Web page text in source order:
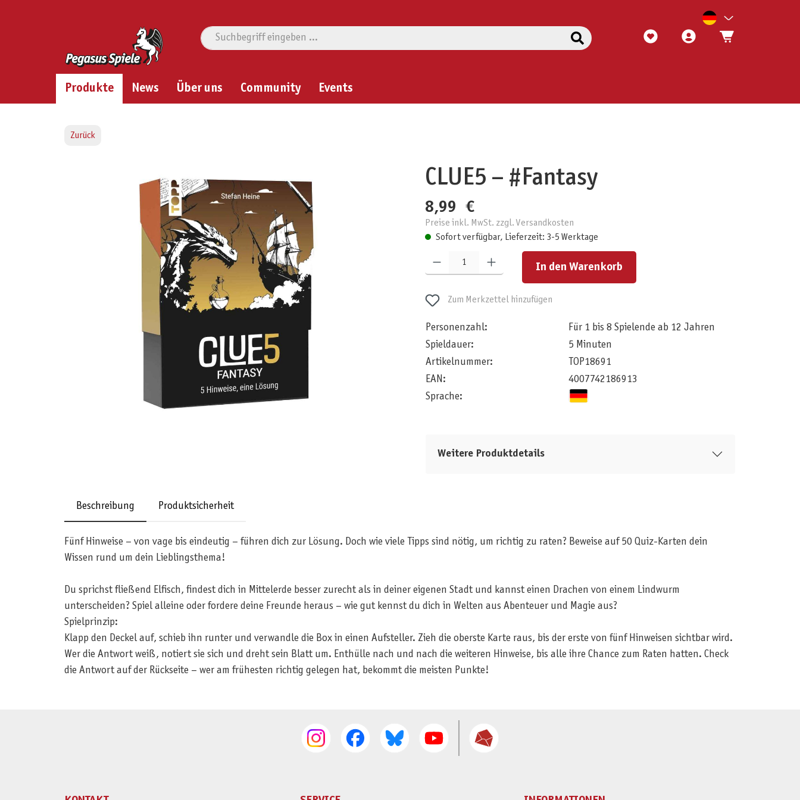
Produkte News Über uns Community Events
Zurück
CLUE5 – #Fantasy
8,99 €
Preise inkl. MwSt. zzgl. Versandkosten
Sofort verfügbar, Lieferzeit: 3-5 Werktage
Produkt Anzahl: Gib den gewünschten Wert ein oder benutze die Schaltflächen um die Anzahl zu erhöhen oder zu reduzieren.
In den Warenkorb
Zum Merkzettel hinzufügen
Personenzahl:
Für 1 bis 8 Spielende ab 12 Jahren
Spieldauer:
5 Minuten
Artikelnummer:
TOP18691
EAN:
4007742186913
Sprache:
Weitere Produktdetails
Beschreibung Produktsicherheit
Fünf Hinweise – von vage bis eindeutig – führen dich zur Lösung. Doch wie viele Tipps sind nötig, um richtig zu raten? Beweise auf 50 Quiz-Karten dein
Wissen rund um dein Lieblingsthema!
Du sprichst fließend Elfisch, findest dich in Mittelerde besser zurecht als in deiner eigenen Stadt und kannst einen Drachen von einem Lindwurm
unterscheiden? Spiel alleine oder fordere deine Freunde heraus – wie gut kennst du dich in Welten aus Abenteuer und Magie aus?
Spielprinzip:
Klapp den Deckel auf, schieb ihn runter und verwandle die Box in einen Aufsteller. Zieh die oberste Karte raus, bis der erste von fünf Hinweisen sichtbar wird.
Wer die Antwort weiß, notiert sie sich und dreht sein Blatt um. Enthülle nach und nach die weiteren Hinweise, bis alle ihre Chance zum Raten hatten. Check
die Antwort auf der Rückseite – wer am frühesten richtig gelegen hat, bekommt die meisten Punkte!